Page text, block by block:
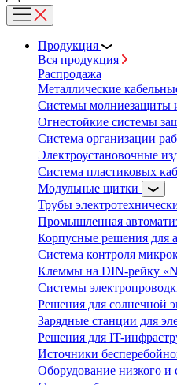
Продукция
Вся продукция
Распродажа
Металлические
Системы молниезащиты
Огнестойкие системы
Система организации
Электроустановочные
Система пластиковых
Модульные щитки
Трубы
Промышленная
Корпусные решения для
Система контроля
Клеммы на DIN-рейку
Системы
Решения для солнечной
Зарядные станции для
Решения для IT-
Источники
Оборудование низкого и